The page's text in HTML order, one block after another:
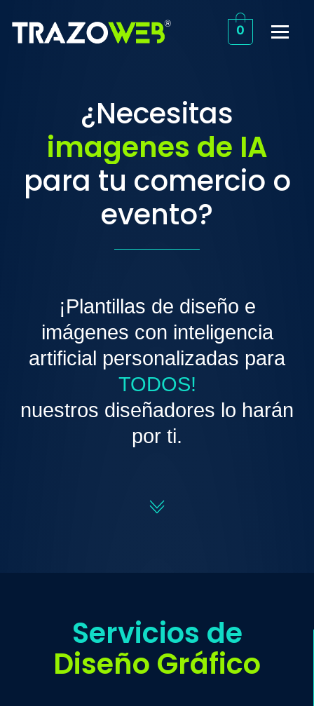
0
¿Necesitas
imagenes de IA
para tu comercio o
evento?
¡Plantillas de diseño e
imágenes con inteligencia
artificial personalizadas para
TODOS!
nuestros diseñadores lo harán
por ti.
Servicios de
Diseño Gráfico